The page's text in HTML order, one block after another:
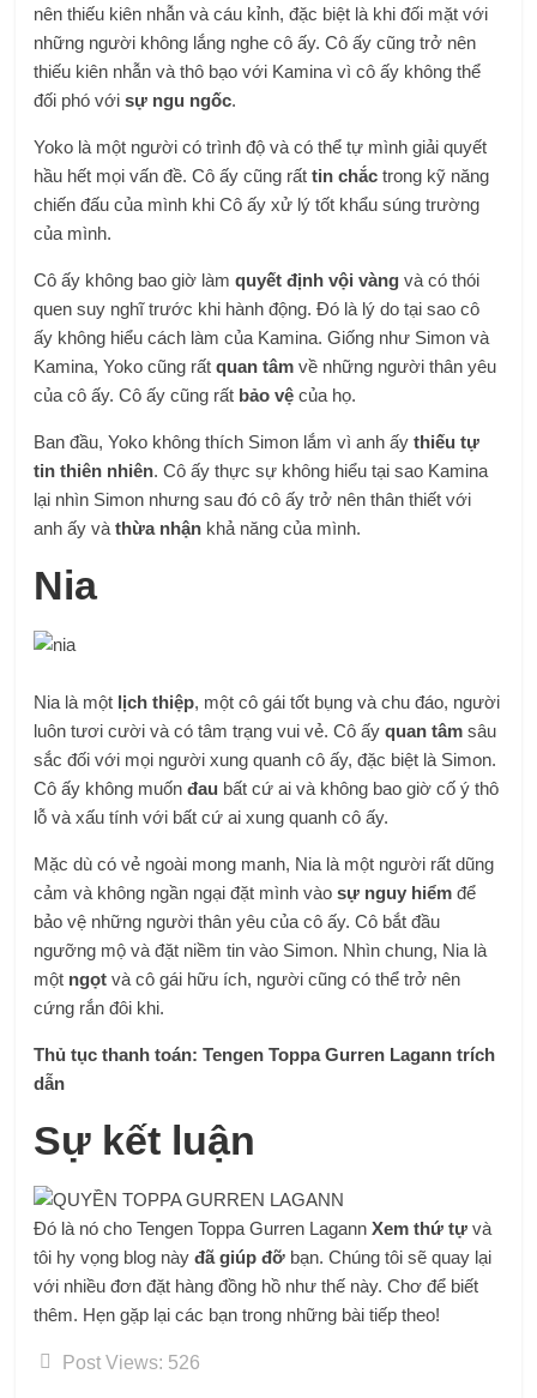
nên thiếu kiên nhẫn và cáu kỉnh, đặc biệt là khi đối mặt với
những người không lắng nghe cô ấy. Cô ấy cũng trở nên
thiếu kiên nhẫn và thô bạo với Kamina vì cô ấy không thể
đối phó vớisự ngu ngốc.
Yoko là một người có trình độ và có thể tự mình giải quyết
hầu hết mọi vấn đề. Cô ấy cũng rấttin chắctrong kỹ năng
chiến đấu của mình khi Cô ấy xử lý tốt khẩu súng trường
của mình.
Cô ấy không bao giờ làmquyết định vội vàngvà có thói
quen suy nghĩ trước khi hành động. Đó là lý do tại sao cô
ấy không hiểu cách làm của Kamina. Giống như Simon và
Kamina, Yoko cũng rấtquan tâmvề những người thân yêu
của cô ấy. Cô ấy cũng rất bảo vệcủa họ.
Ban đầu, Yoko không thích Simon lắm vì anh ấythiếu tự
tin thiên nhiên. Cô ấy thực sự không hiểu tại sao Kamina
lại nhìn Simon nhưng sau đó cô ấy trở nên thân thiết với
anh ấy vàthừa nhận khả năng của mình.
Nia
Nia là một lịch thiệp, một cô gái tốt bụng và chu đáo, người
luôn tươi cười và có tâm trạng vui vẻ. Cô ấyquan tâmsâu
sắc đối với mọi người xung quanh cô ấy, đặc biệt là Simon.
Cô ấy không muốnđau bất cứ ai và không bao giờ cố ý thô
lỗ và xấu tính với bất cứ ai xung quanh cô ấy.
Mặc dù có vẻ ngoài mong manh, Nia là một người rất dũng
cảm và không ngần ngại đặt mình vàosự nguy hiểmđể
bảo vệ những người thân yêu của cô ấy. Cô bắt đầu
ngưỡng mộ và đặt niềm tin vào Simon. Nhìn chung, Nia là
một ngọtvà cô gái hữu ích, người cũng có thể trở nên
cứng rắn đôi khi.
Thủ tục thanh toán:Tengen Toppa Gurren Lagann trích
dẫn
Sự kết luận
Đó là nó cho Tengen Toppa Gurren LagannXem thứ tự và
tôi hy vọng blog nàyđã giúp đỡ bạn. Chúng tôi sẽ quay lại
với nhiều đơn đặt hàng đồng hồ như thế này. Chơ để biết
thêm. Hẹn gặp lại các bạn trong những bài tiếp theo!
Post Views: 526